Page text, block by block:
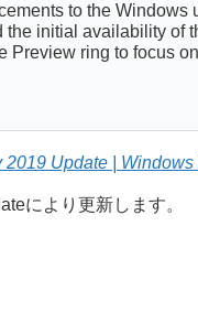
to the
the initial availability of
Preview ring to focus
Update |
により更新します。